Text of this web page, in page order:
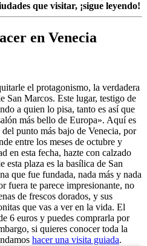
que visitar, ¡sigue leyendo!
en Venecia
el protagonismo, la verdadera
San Marcos. Este lugar, testigo de
a quien lo pisa, tanto es así que
más bello de Europa». Aquí es
punto más bajo de Venecia, por
entre los meses de octubre y
en esta fecha, hazte con calzado
esta plaza es la basílica de San
que fue fundada, nada más y nada
fuera te parece impresionante, no
de frescos dorados, y sus
que vas a ver en la vida. El
6 euros y puedes comprarla por
si quieres conocer toda la
hacer una visita guiada.